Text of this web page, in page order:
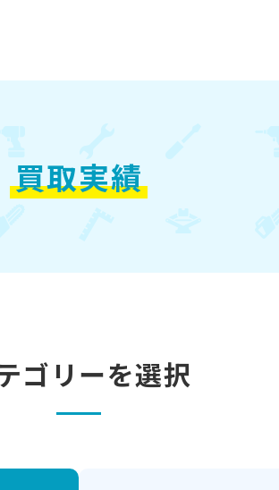
買取実績
ゴリーを選択